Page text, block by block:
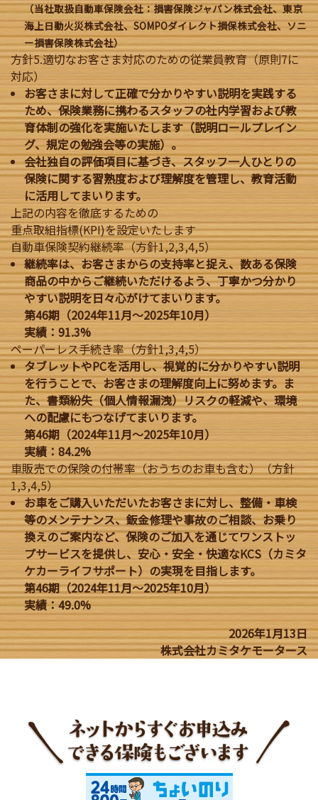
（当社取扱自動車保険会社：損害保険ジャパン株式会社、東京
海上日動火災株式会社、SOMPOダイレクト損保株式会社、ソニ
ー損害保険株式会社）
方針5.適切なお客さま対応のための従業員教育（原則7に
対応）
お客さまに対して正確で分かりやすい説明を実践する
ため、保険業務に携わるスタッフの社内学習および教
育体制の強化を実施いたします（説明ロールプレイン
グ、規定の勉強会等の実施）。
会社独自の評価項目に基づき、スタッフ一人ひとりの
保険に関する習熟度および理解度を管理し、教育活動
に活用してまいります。
上記の内容を徹底するための
重点取組指標(KPI)を設定いたします
自動車保険契約継続率（方針1,2,3,4,5）
継続率は、お客さまからの支持率と捉え、数ある保険
商品の中からご継続いただけるよう、丁寧かつ分かり
やすい説明を日々心がけてまいります。
第46期（2024年11月～2025年10月）
実績：91.3%
ペーパーレス手続き率（方針1,3,4,5）
タブレットやPCを活用し、視覚的に分かりやすい説明
を行うことで、お客さまの理解度向上に努めます。ま
た、書類紛失（個人情報漏洩）リスクの軽減や、環境
への配慮にもつなげてまいります。
第46期（2024年11月～2025年10月）
実績：84.2%
車販売での保険の付帯率（おうちのお車も含む）（方針
1,3,4,5）
お車をご購入いただいたお客さまに対し、整備・車検
等のメンテナンス、鈑金修理や事故のご相談、お乗り
換えのご案内など、保険のご加入を通じてワンストッ
プサービスを提供し、安心・安全・快適なKCS（カミタ
ケカーライフサポート）の実現を目指します。
第46期（2024年11月～2025年10月）
実績：49.0%
2026年1月13日
株式会社カミタケモータース